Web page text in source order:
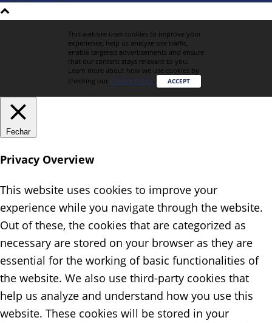
This website uses cookies to improve your
experience, help us analyze site traffic,
enable targeted advertisements and ensure
that our content stays relevant to you.
Learn more about how we use cookies by
checking our Privacy Policy. ACCEPT
Fechar
Privacy Overview
This website uses cookies to improve your
experience while you navigate through the website.
Out of these, the cookies that are categorized as
necessary are stored on your browser as they are
essential for the working of basic functionalities of
the website. We also use third-party cookies that
help us analyze and understand how you use this
website. These cookies will be stored in your